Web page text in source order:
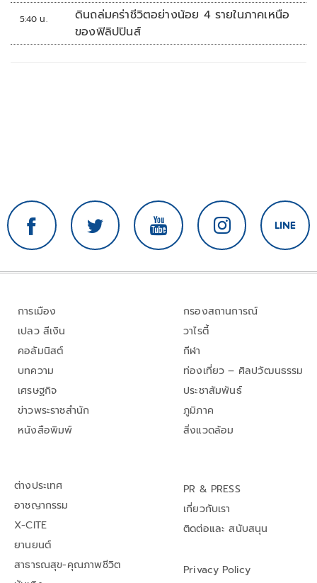
5:40 น.
ดินถล่มคร่าชีวิตอย่างน้อย 4 รายในภาคเหนือ
ของฟิลิปปินส์
การเมือง
เปลว สีเงิน
คอลัมนิสต์
บทความ
เศรษฐกิจ
ข่าวพระราชสำนัก
หนังสือพิมพ์
กรองสถานการณ์
วาไรตี้
กีฬา
ท่องเที่ยว – ศิลปวัฒนธรรม
ประชาสัมพันธ์
ภูมิภาค
สิ่งแวดล้อม
ต่างประเทศ
อาชญากรรม
X-CITE
ยานยนต์
สาธารณสุข-คุณภาพชีวิต
PR & PRESS
เกี่ยวกับเรา
ติดต่อและ สนับสนุน
Privacy Policy